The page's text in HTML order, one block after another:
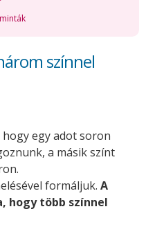
színnel
egy adot soron
a másik színt
formáljuk. A
hogy több színnel